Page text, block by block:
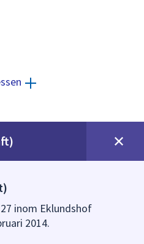
inom Eklundshof
2014.